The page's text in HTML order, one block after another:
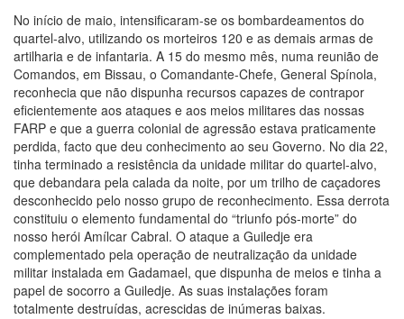
No início de maio, intensificaram-se os bombardeamentos do
quartel-alvo, utilizando os morteiros 120 e as demais armas de
artilharia e de infantaria. A 15 do mesmo mês, numa reunião de
Comandos, em Bissau, o Comandante-Chefe, General Spínola,
reconhecia que não dispunha recursos capazes de contrapor
eficientemente aos ataques e aos meios militares das nossas
FARP e que a guerra colonial de agressão estava praticamente
perdida, facto que deu conhecimento ao seu Governo. No dia 22,
tinha terminado a resistência da unidade militar do quartel-alvo,
que debandara pela calada da noite, por um trilho de caçadores
desconhecido pelo nosso grupo de reconhecimento. Essa derrota
constituiu o elemento fundamental do “triunfo pós-morte” do
nosso herói Amílcar Cabral. O ataque a Guiledje era
complementado pela operação de neutralização da unidade
militar instalada em Gadamael, que dispunha de meios e tinha a
papel de socorro a Guiledje. As suas instalações foram
totalmente destruídas, acrescidas de inúmeras baixas.